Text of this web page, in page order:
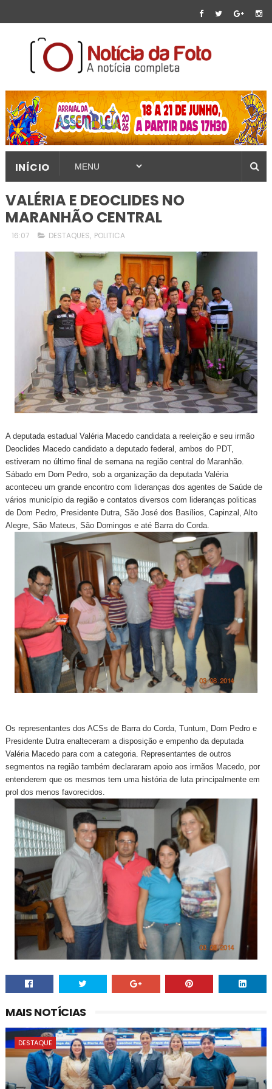
INÍCIO
VALÉRIA E DEOCLIDES NO
MARANHÃO CENTRAL
16:07 DESTAQUES, POLITICA
A deputada estadual Valéria Macedo candidata a reeleição e seu irmão
Deoclides Macedo candidato a deputado federal, ambos do PDT,
estiveram no último final de semana na região central do Maranhão.
Sábado em Dom Pedro, sob a organização da deputada Valéria
aconteceu um grande encontro com lideranças dos agentes de Saúde de
vários município da região e contatos diversos com lideranças politicas
de Dom Pedro, Presidente Dutra, São José dos Basílios, Capinzal, Alto
Alegre, São Mateus, São Domingos e até Barra do Corda.
Os representantes dos ACSs de Barra do Corda, Tuntum, Dom Pedro e
Presidente Dutra enalteceram a disposição e empenho da deputada
Valéria Macedo para com a categoria. Representantes de outros
segmentos na região também declararam apoio aos irmãos Macedo, por
entenderem que os mesmos tem uma história de luta principalmente em
prol dos menos favorecidos.
MAIS NOTÍCIAS
DESTAQUE